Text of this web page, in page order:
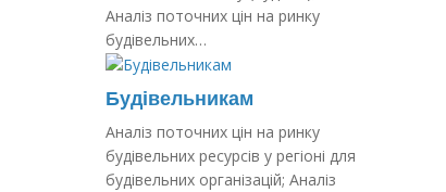
Аналіз поточних цін на ринку
будівельних…
Будівельникам
Аналіз поточних цін на ринку
будівельних ресурсів у регіоні для
будівельних організацій; Аналіз